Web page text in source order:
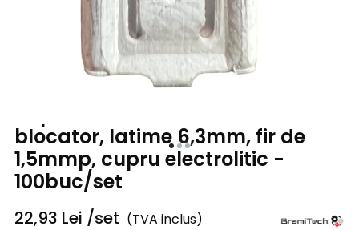
blocator, latime 6,3mm, fir de
1,5mmp, cupru electrolitic -
100buc/set
22,93 Lei /set (TVA inclus)